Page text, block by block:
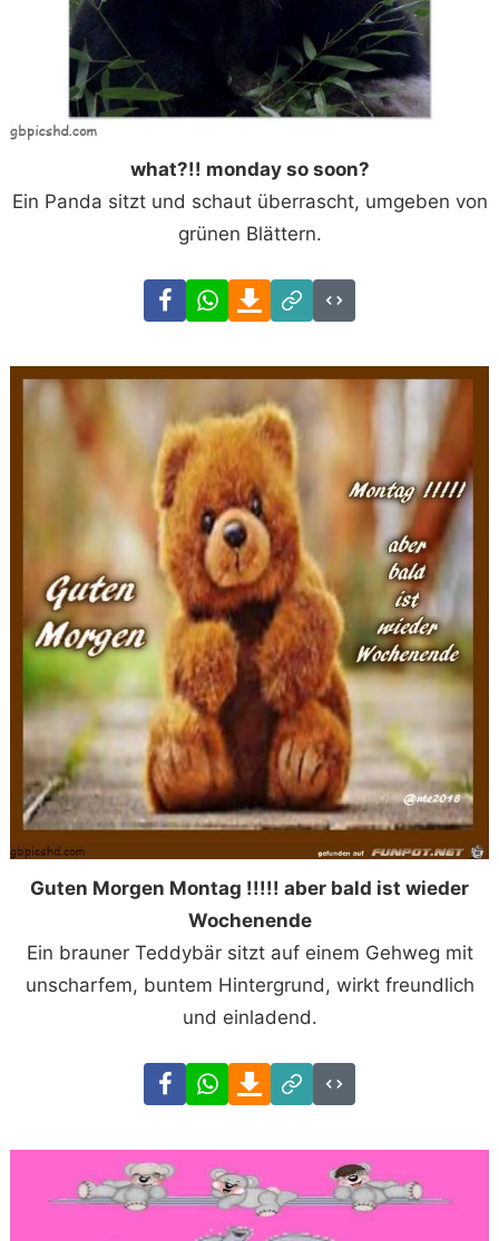
what?!! monday so soon?
Ein Panda sitzt und schaut überrascht, umgeben von
grünen Blättern.
FacebookWhatsAppDownload
Link
Code
Guten Morgen Montag !!!!! aber bald ist wieder
Wochenende
Ein brauner Teddybär sitzt auf einem Gehweg mit
unscharfem, buntem Hintergrund, wirkt freundlich
und einladend.
FacebookWhatsAppDownload
Link
Code